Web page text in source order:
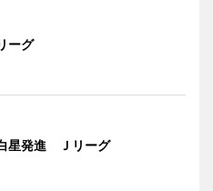
ーグ
星発進 Ｊリーグ